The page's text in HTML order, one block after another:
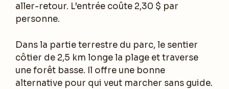
aller-retour. L’entrée coûte 2,30 $ par
personne.
Dans la partie terrestre du parc, le sentier
côtier de 2,5 km longe la plage et traverse
une forêt basse. Il offre une bonne
alternative pour qui veut marcher sans guide.